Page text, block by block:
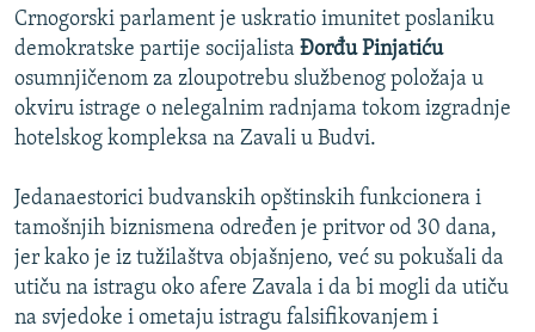
POST SCRIPTUM
MOJA EVROPA
TRI DECENIJE OD RATA U BIH
SVE KARTE DEJTONA
NASTANAK I RASPAD JUGOSLAVIJE
Crnogorski parlament je uskratio imunitet poslaniku
demokratske partije socijalista Đorđu Pinjatiću
osumnjičenom za zloupotrebu službenog položaja u
okviru istrage o nelegalnim radnjama tokom izgradnje
hotelskog kompleksa na Zavali u Budvi.
Jedanaestorici budvanskih opštinskih funkcionera i
tamošnjih biznismena određen je pritvor od 30 dana,
jer kako je iz tužilaštva objašnjeno, već su pokušali da
utiču na istragu oko afere Zavala i da bi mogli da utiču
na svjedoke i ometaju istragu falsifikovanjem i